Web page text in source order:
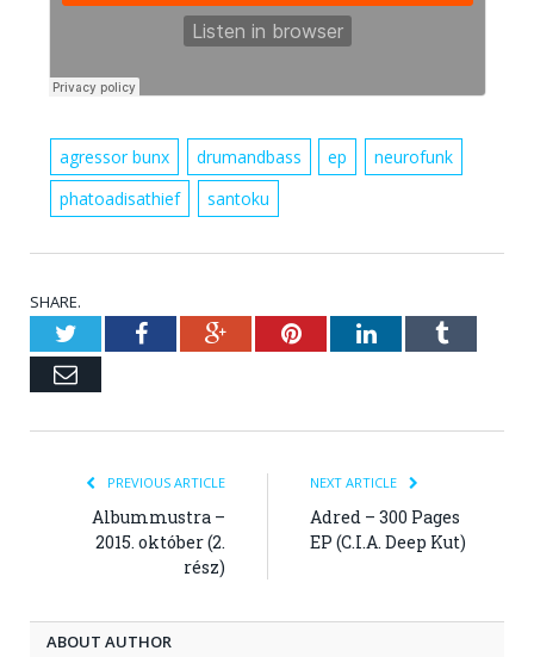
agressor bunx drumandbass ep
neurofunk
phatoadisathief
santoku
SHARE.
TwitterFacebookGoogle+PinterestLinkedInTumblr
Email
PREVIOUS ARTICLE
Albummustra –
2015. október (2.
rész)
NEXT ARTICLE
Adred – 300 Pages
EP (C.I.A. Deep Kut)
ABOUT AUTHOR